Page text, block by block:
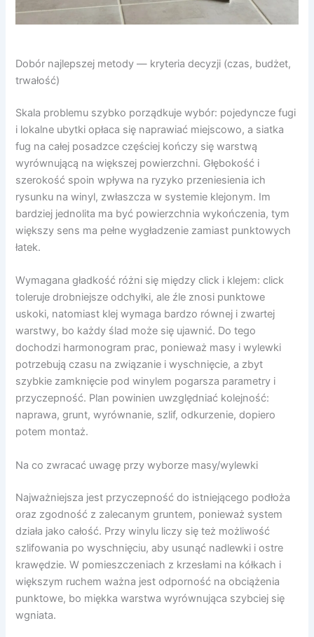
Dobór najlepszej metody — kryteria decyzji (czas, budżet,
trwałość)
Skala problemu szybko porządkuje wybór: pojedyncze fugi
i lokalne ubytki opłaca się naprawiać miejscowo, a siatka
fug na całej posadzce częściej kończy się warstwą
wyrównującą na większej powierzchni. Głębokość i
szerokość spoin wpływa na ryzyko przeniesienia ich
rysunku na winyl, zwłaszcza w systemie klejonym. Im
bardziej jednolita ma być powierzchnia wykończenia, tym
większy sens ma pełne wygładzenie zamiast punktowych
łatek.
Wymagana gładkość różni się między click i klejem: click
toleruje drobniejsze odchyłki, ale źle znosi punktowe
uskoki, natomiast klej wymaga bardzo równej i zwartej
warstwy, bo każdy ślad może się ujawnić. Do tego
dochodzi harmonogram prac, ponieważ masy i wylewki
potrzebują czasu na związanie i wyschnięcie, a zbyt
szybkie zamknięcie pod winylem pogarsza parametry i
przyczepność. Plan powinien uwzględniać kolejność:
naprawa, grunt, wyrównanie, szlif, odkurzenie, dopiero
potem montaż.
Na co zwracać uwagę przy wyborze masy/wylewki
Najważniejsza jest przyczepność do istniejącego podłoża
oraz zgodność z zalecanym gruntem, ponieważ system
działa jako całość. Przy winylu liczy się też możliwość
szlifowania po wyschnięciu, aby usunąć nadlewki i ostre
krawędzie. W pomieszczeniach z krzesłami na kółkach i
większym ruchem ważna jest odporność na obciążenia
punktowe, bo miękka warstwa wyrównująca szybciej się
wgniata.